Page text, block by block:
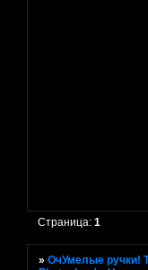
Страница:1
»ОчУмелые ручки!